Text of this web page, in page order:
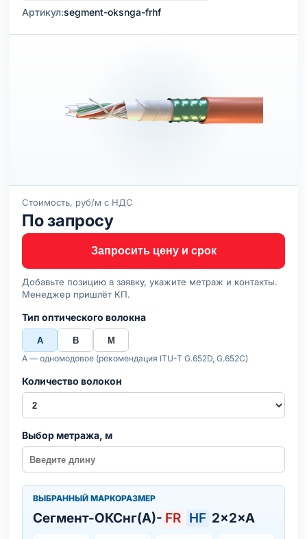
Артикул:segment-oksnga-frhf
Стоимость, руб/м с НДС
По запросу
Запросить цену и срок
Добавьте позицию в заявку, укажите метраж и контакты.
Менеджер пришлёт КП.
Тип оптического волокна
А В
М
А — одномодовое (рекомендация ITU-T G.652D, G.652C)
Количество волокон
Выбор метража, м
ВЫБРАННЫЙ МАРКОРАЗМЕР
Сегмент-ОКСнг(А)- FR HF 2×2×А